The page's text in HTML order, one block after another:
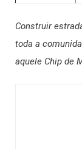
Construir
toda a
aquele Chip de